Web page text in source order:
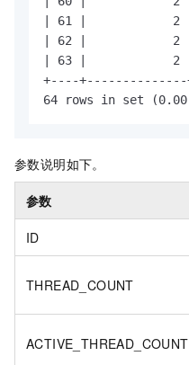
参数说明如下。
参数
ID
THREAD_COUNT
ACTIVE_THREAD_COUNT